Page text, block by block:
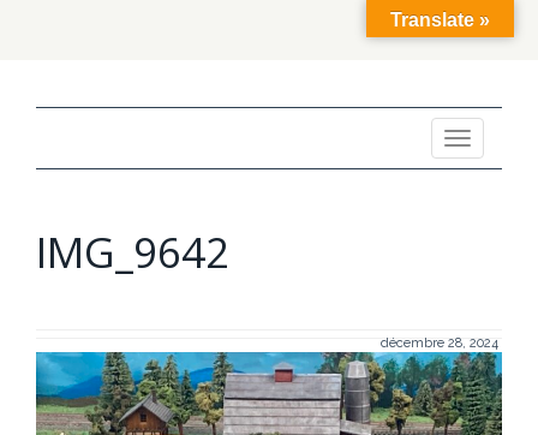
Toggle
navigation
IMG_9642
décembre 28, 2024
Translate »